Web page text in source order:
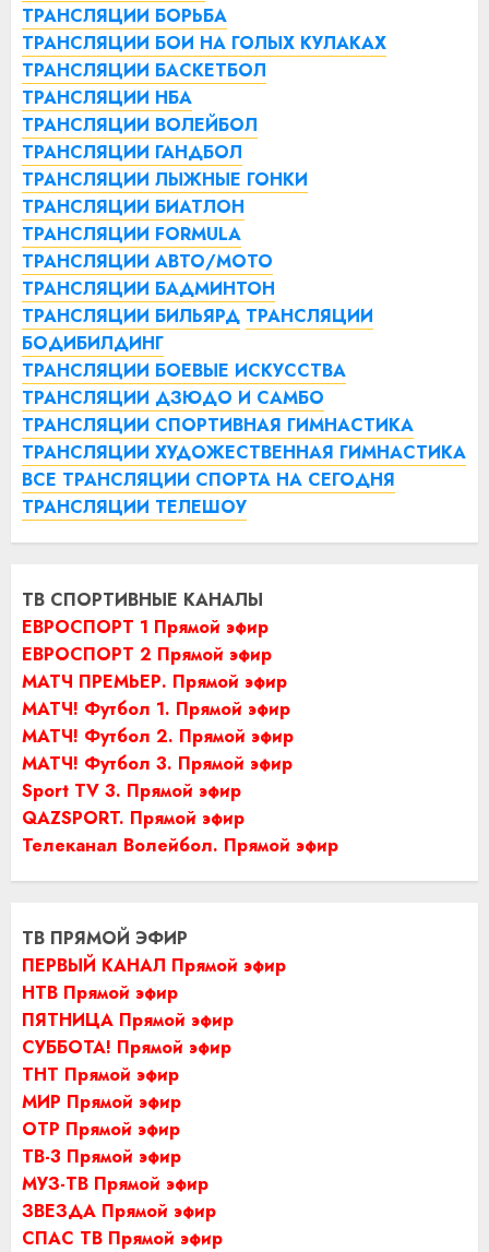
ТРАНСЛЯЦИИ БОРЬБА
ТРАНСЛЯЦИИ БОИ НА ГОЛЫХ КУЛАКАХ
ТРАНСЛЯЦИИ БАСКЕТБОЛ
ТРАНСЛЯЦИИ НБА
ТРАНСЛЯЦИИ ВОЛЕЙБОЛ
ТРАНСЛЯЦИИ ГАНДБОЛ
ТРАНСЛЯЦИИ ЛЫЖНЫЕ ГОНКИ
ТРАНСЛЯЦИИ БИАТЛОН
ТРАНСЛЯЦИИ FORMULA
ТРАНСЛЯЦИИ АВТО/МОТО
ТРАНСЛЯЦИИ БАДМИНТОН
ТРАНСЛЯЦИИ БИЛЬЯРД ТРАНСЛЯЦИИ
БОДИБИЛДИНГ
ТРАНСЛЯЦИИ БОЕВЫЕ ИСКУССТВА
ТРАНСЛЯЦИИ ДЗЮДО И САМБО
ТРАНСЛЯЦИИ СПОРТИВНАЯ ГИМНАСТИКА
ТРАНСЛЯЦИИ ХУДОЖЕСТВЕННАЯ ГИМНАСТИКА
ВСЕ ТРАНСЛЯЦИИ СПОРТА НА СЕГОДНЯ
ТРАНСЛЯЦИИ ТЕЛЕШОУ
ТВ СПОРТИВНЫЕ КАНАЛЫ
ЕВРОСПОРТ 1 Прямой эфир
ЕВРОСПОРТ 2 Прямой эфир
МАТЧ ПРЕМЬЕР. Прямой эфир
МАТЧ! Футбол 1. Прямой эфир
МАТЧ! Футбол 2. Прямой эфир
МАТЧ! Футбол 3. Прямой эфир
Sport TV 3. Прямой эфир
QAZSPORT. Прямой эфир
Телеканал Волейбол. Прямой эфир
ТВ ПРЯМОЙ ЭФИР
ПЕРВЫЙ КАНАЛ Прямой эфир
НТВ Прямой эфир
ПЯТНИЦА Прямой эфир
СУББОТА! Прямой эфир
ТНТ Прямой эфир
МИР Прямой эфир
ОТР Прямой эфир
ТВ-3 Прямой эфир
МУЗ-ТВ Прямой эфир
ЗВЕЗДА Прямой эфир
СПАС ТВ Прямой эфир